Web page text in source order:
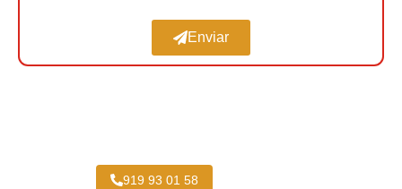
Enviar
919 93 01 58